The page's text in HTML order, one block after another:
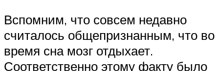
Вспомним, что совсем недавно
считалось общепризнанным, что во
время сна мозг отдыхает.
Соответственно этому факту было